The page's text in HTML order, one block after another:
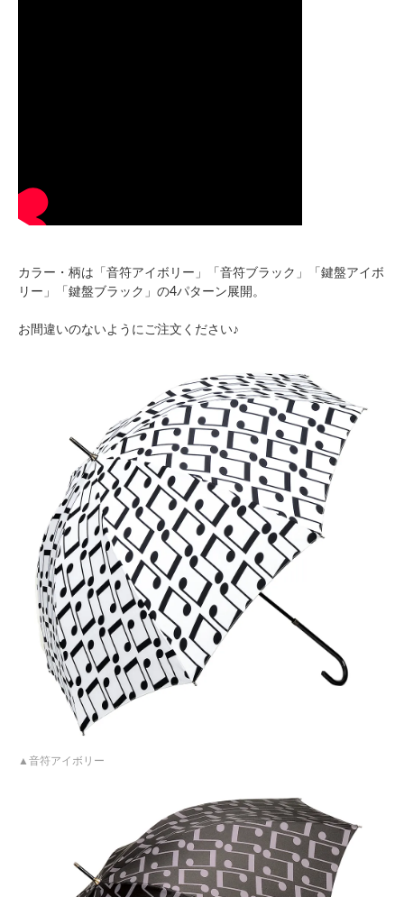
カラー・柄は「音符アイボリー」「音符ブラック」「鍵盤アイボ
リー」「鍵盤ブラック」の4パターン展開。
お間違いのないようにご注文ください♪
音符アイボリー